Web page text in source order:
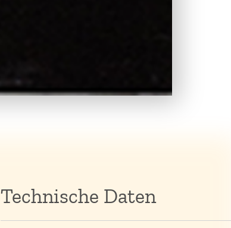
Technische Daten